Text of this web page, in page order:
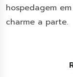
hospedagem
charme a parte.